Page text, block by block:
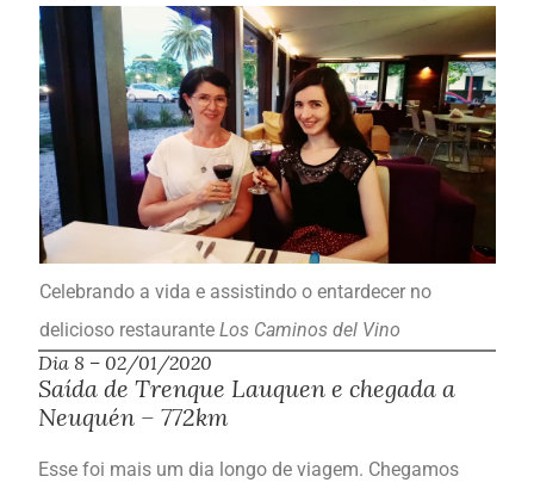
Celebrando a vida e assistindo o entardecer no
delicioso restaurante Los Caminos del Vino
Dia 8 – 02/01/2020
Saída de Trenque Lauquen e chegada a
Neuquén – 772km
Esse foi mais um dia longo de viagem. Chegamos